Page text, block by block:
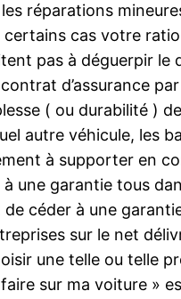
réparations
cas votre
pas à déguerpir
d’assurance
( ou durabilité )
autre véhicule, les
à supporter en
une garantie tous
céder à une
sur le net
une telle ou telle
sur ma voiture »